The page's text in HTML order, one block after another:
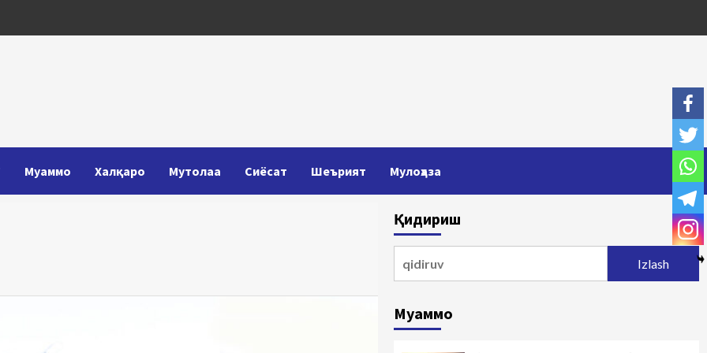
Муаммо Халқаро Мутолаа Сиёсат Шеърият Мулоҳаза
Қидириш
Муаммо